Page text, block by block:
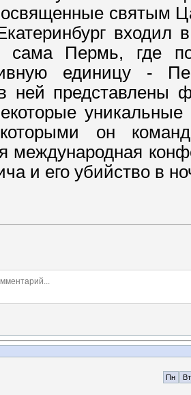
святым
входил
сама Пермь, где
единицу -
ней представлены
он
международная
и его убийство в
Пн Вт